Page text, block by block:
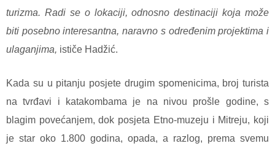
turizma. Radi se o lokaciji, odnosno destinaciji koja može
biti posebno interesantna, naravno s određenim projektima i
ulaganjima, ističe Hadžić.
Kada su u pitanju posjete drugim spomenicima, broj turista
na tvrđavi i katakombama je na nivou prošle godine, s
blagim povećanjem, dok posjeta Etno-muzeju i Mitreju, koji
je star oko 1.800 godina, opada, a razlog, prema svemu